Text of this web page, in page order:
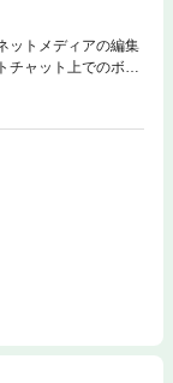
ットメディアの編集
ャット上でのボー
とキラキラしたリア
ひょんなことから
感じられなかった体
っとジンくん、ど